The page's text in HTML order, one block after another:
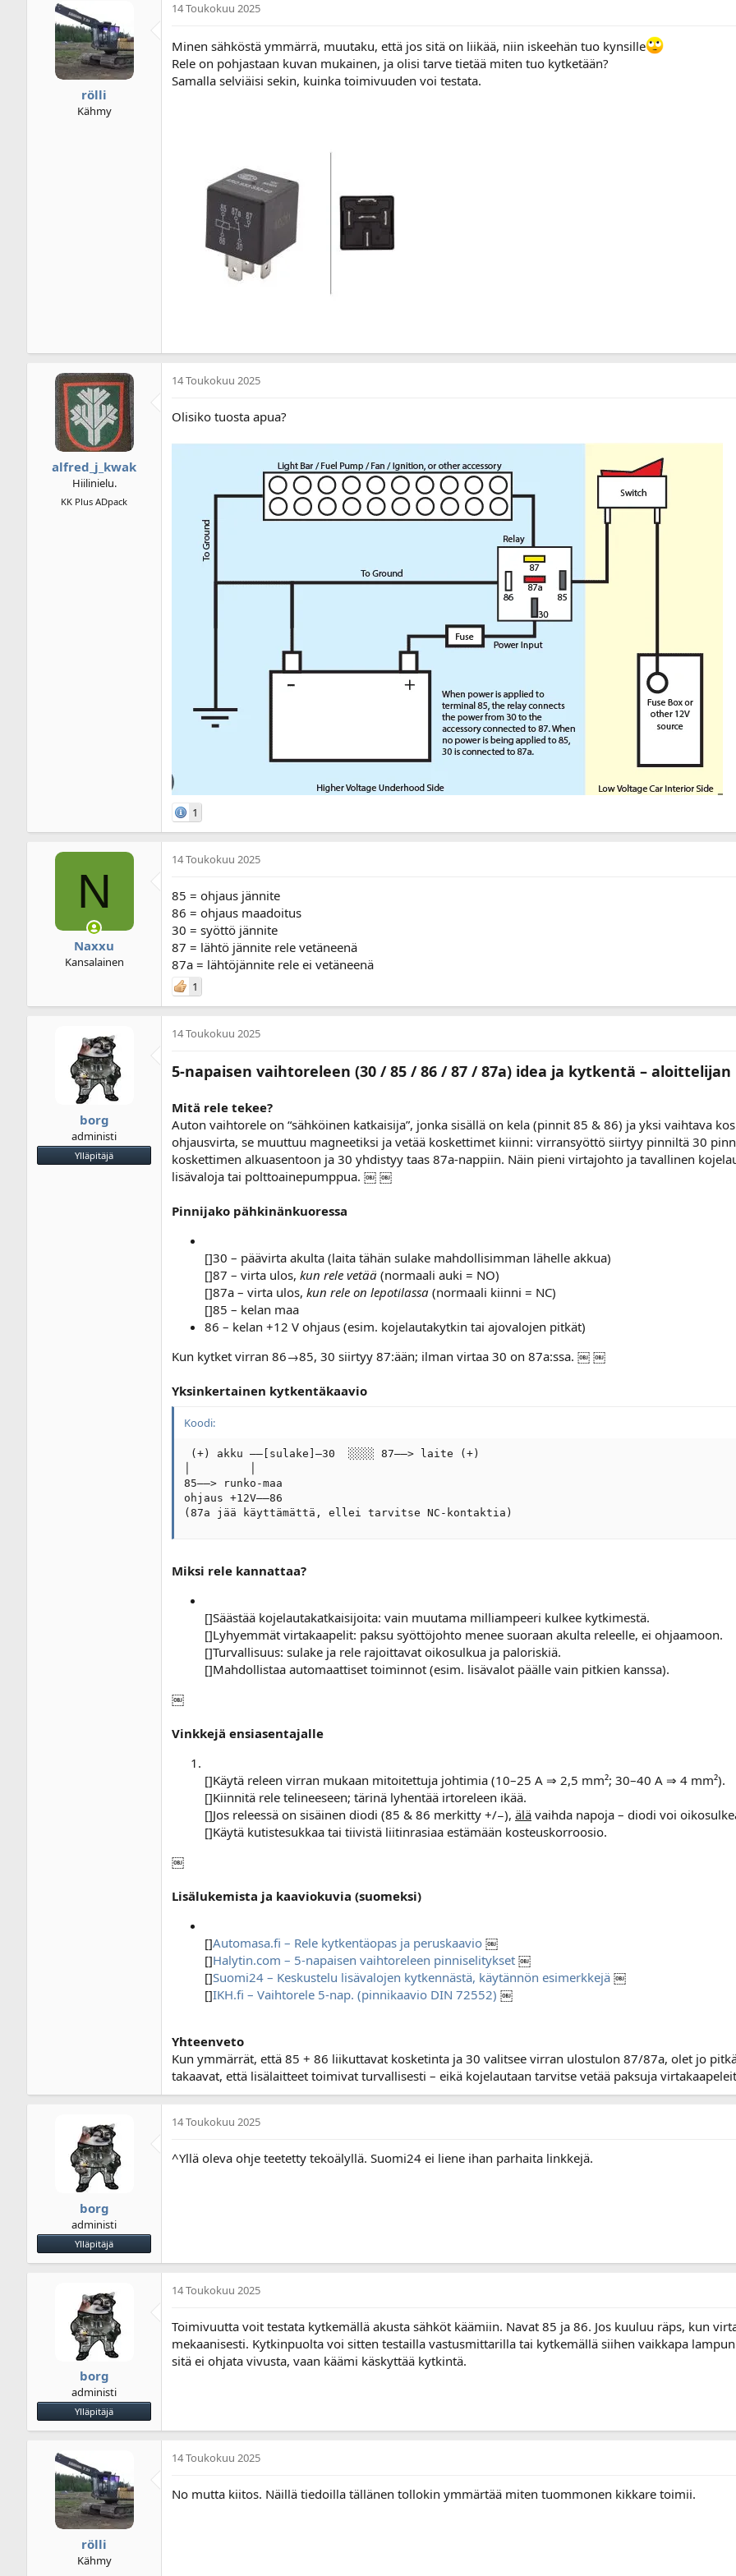
u
s
p
ä
i
v
ä
m
rölli
Kähmy
14 Toukokuu 2025
Minen sähköstä ymmärrä, muutaku, että jos sitä on liikää, niin iskeehän tuo kynsille
Rele on pohjastaan kuvan mukainen, ja olisi tarve tietää miten tuo kytketään?
Samalla selviäisi sekin, kuinka toimivuuden voi testata.
alfred_j_kwak
Hiilinielu.
KK Plus ADpack
14 Toukokuu 2025
Olisiko tuosta apua?
1
N
Naxxu
Kansalainen
14 Toukokuu 2025
85 = ohjaus jännite
86 = ohjaus maadoitus
30 = syöttö jännite
87 = lähtö jännite rele vetäneenä
87a = lähtöjännite rele ei vetäneenä
1
borg
administi
Ylläpitäjä
14 Toukokuu 2025
5-napaisen vaihtoreleen (30 / 85 / 86 / 87 / 87a) idea ja kytkentä – aloittelijan
Mitä rele tekee?
Auton vaihtorele on “sähköinen katkaisija”, jonka sisällä on kela (pinnit 85 & 86) ja yksi vaihtava
ohjausvirta, se muuttuu magneetiksi ja vetää koskettimet kiinni: virransyöttö siirtyy pinniltä 30
koskettimen alkuasentoon ja 30 yhdistyy taas 87a-nappiin. Näin pieni virtajohto ja tavallinen
lisävaloja tai polttoainepumppua. ￼ ￼
Pinnijako pähkinänkuoressa
[]30 – päävirta akulta (laita tähän sulake mahdollisimman lähelle akkua)
[]87 – virta ulos, kun rele vetää (normaali auki = NO)
[]87a – virta ulos, kun rele on lepotilassa (normaali kiinni = NC)
[]85 – kelan maa
86 – kelan +12 V ohjaus (esim. kojelautakytkin tai ajovalojen pitkät)
Kun kytket virran 86→85, 30 siirtyy 87:ään; ilman virtaa 30 on 87a:ssa. ￼ ￼
Yksinkertainen kytkentäkaavio
Koodi:
(+) akku ––[sulake]—30  ░░░░ 87––> laite (+)
85––> runko-maa
ohjaus +12V––86
(87a jää käyttämättä, ellei tarvitse NC-kontaktia)
Miksi rele kannattaa?
[]Säästää kojelautakatkaisijoita: vain muutama milliampeeri kulkee kytkimestä.
[]Lyhyemmät virtakaapelit: paksu syöttöjohto menee suoraan akulta releelle, ei ohjaamoon.
[]Turvallisuus: sulake ja rele rajoittavat oikosulkua ja paloriskiä.
[]Mahdollistaa automaattiset toiminnot (esim. lisävalot päälle vain pitkien kanssa).
￼
Vinkkejä ensiasentajalle
[]Käytä releen virran mukaan mitoitettuja johtimia (10–25 A ⇒ 2,5 mm²; 30–40 A ⇒ 4 mm²).
[]Kiinnitä rele telineeseen; tärinä lyhentää irtoreleen ikää.
[]Jos releessä on sisäinen diodi (85 & 86 merkitty +/−), älä vaihda napoja – diodi voi
[]Käytä kutistesukkaa tai tiivistä liitinrasiaa estämään kosteuskorroosio.
￼
Lisälukemista ja kaaviokuvia (suomeksi)
[]Automasa.fi – Rele kytkentäopas ja peruskaavio ￼
[]Halytin.com – 5-napaisen vaihtoreleen pinniselitykset ￼
[]Suomi24 – Keskustelu lisävalojen kytkennästä, käytännön esimerkkejä ￼
[]IKH.fi – Vaihtorele 5-nap. (pinnikaavio DIN 72552) ￼
Yhteenveto
Kun ymmärrät, että 85 + 86 liikuttavat kosketinta ja 30 valitsee virran ulostulon 87/87a, olet jo
takaavat, että lisälaitteet toimivat turvallisesti – eikä kojelautaan tarvitse vetää paksuja
borg
administi
Ylläpitäjä
14 Toukokuu 2025
^Yllä oleva ohje teetetty tekoälyllä. Suomi24 ei liene ihan parhaita linkkejä.
borg
administi
Ylläpitäjä
14 Toukokuu 2025
Toimivuutta voit testata kytkemällä akusta sähköt käämiin. Navat 85 ja 86. Jos kuuluu räps, kun
mekaanisesti. Kytkinpuolta voi sitten testailla vastusmittarilla tai kytkemällä siihen vaikkapa
sitä ei ohjata vivusta, vaan käämi käskyttää kytkintä.
rölli
Kähmy
14 Toukokuu 2025
No mutta kiitos. Näillä tiedoilla tällänen tollokin ymmärtää miten tuommonen kikkare toimii.